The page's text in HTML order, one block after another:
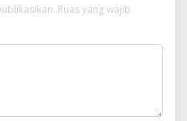
Ruas yang wajib